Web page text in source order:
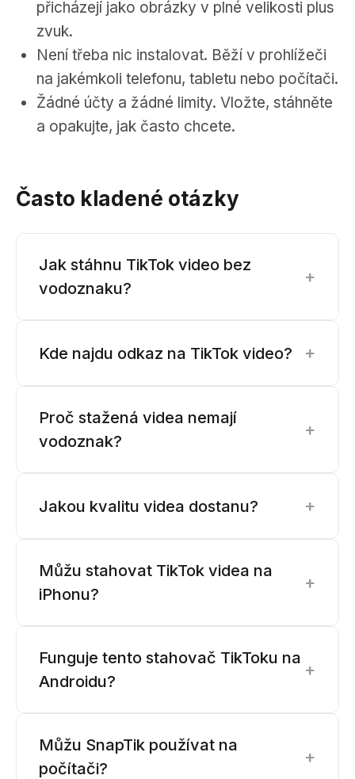
přicházejí jako obrázky v plné velikosti plus
zvuk.
Není třeba nic instalovat. Běží v prohlížeči
na jakémkoli telefonu, tabletu nebo počítači.
Žádné účty a žádné limity. Vložte, stáhněte
a opakujte, jak často chcete.
Často kladené otázky
Jak stáhnu TikTok video bez
vodoznaku?
+
Kde najdu odkaz na TikTok video? +
Proč stažená videa nemají
vodoznak?
+
Jakou kvalitu videa dostanu? +
Můžu stahovat TikTok videa na
iPhonu?
+
Funguje tento stahovač TikToku na
Androidu?
+
Můžu SnapTik používat na
počítači?
+